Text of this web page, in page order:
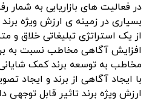
در فعالیت های بازاریابی به شمار
بسیاری در زمینه ی ارزش ویژه
از یک استراتژی تبلیغاتی خلاق و
افزایش آگاهی مخاطب نسبت به
مخاطب به توسعه برند کمک شایانی
با ایجاد آگاهی از برند و ایجاد
ارزش ویژه برند تاثیر قابل